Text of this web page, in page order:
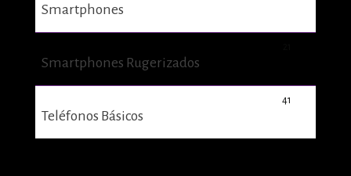
Smartphones
Smartphones Rugerizados
Teléfonos Básicos
41